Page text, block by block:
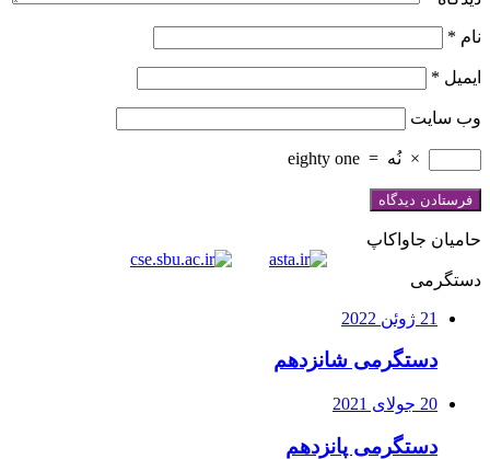
نام *
ایمیل *
وب‌ سایت
× نُه =
eighty one
حامیان جاواکاپ
دستگرمی
21 ژوئن 2022
دستگرمی شانزدهم
20 جولای 2021
دستگرمی پانزدهم